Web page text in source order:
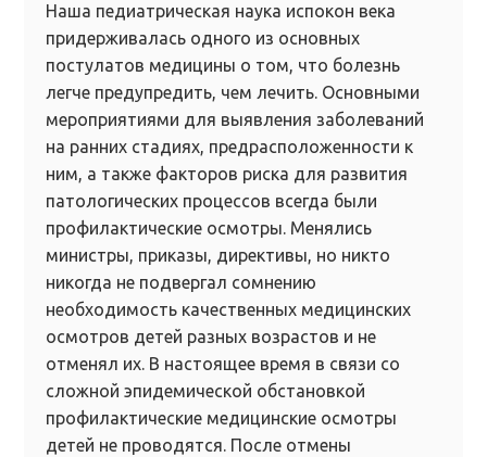
Наша педиатрическая наука испокон века
придерживалась одного из основных
постулатов медицины о том, что болезнь
легче предупредить, чем лечить. Основными
мероприятиями для выявления заболеваний
на ранних стадиях, предрасположенности к
ним, а также факторов риска для развития
патологических процессов всегда были
профилактические осмотры. Менялись
министры, приказы, директивы, но никто
никогда не подвергал сомнению
необходимость качественных медицинских
осмотров детей разных возрастов и не
отменял их. В настоящее время в связи со
сложной эпидемической обстановкой
профилактические медицинские осмотры
детей не проводятся. После отмены